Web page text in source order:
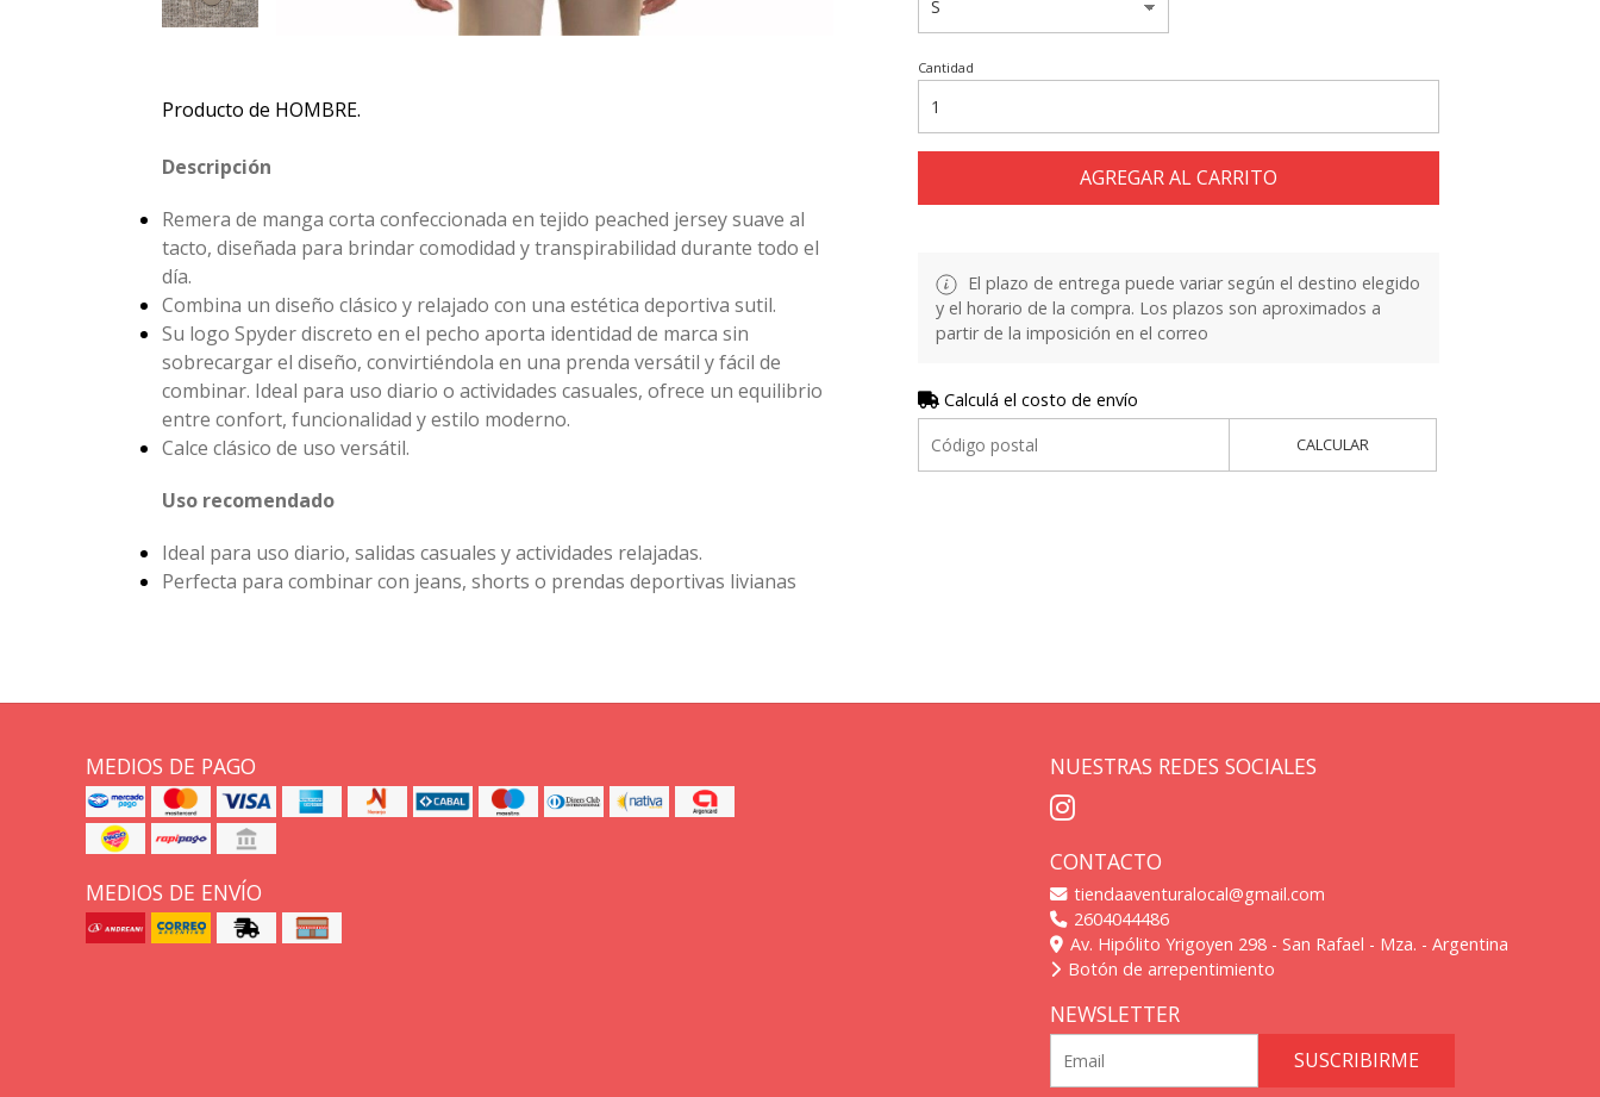
Producto de HOMBRE.
Descripción
Remera de manga corta confeccionada en tejido peached jersey suave al
tacto, diseñada para brindar comodidad y transpirabilidad durante todo el
día.
Combina un diseño clásico y relajado con una estética deportiva sutil.
Su logo Spyder discreto en el pecho aporta identidad de marca sin
sobrecargar el diseño, convirtiéndola en una prenda versátil y fácil de
combinar. Ideal para uso diario o actividades casuales, ofrece un equilibrio
entre confort, funcionalidad y estilo moderno.
Calce clásico de uso versátil.
Uso recomendado
Ideal para uso diario, salidas casuales y actividades relajadas.
Perfecta para combinar con jeans, shorts o prendas deportivas livianas
Cantidad
AGREGAR AL CARRITO
El plazo de entrega puede variar según el destino elegido
y el horario de la compra. Los plazos son aproximados a
partir de la imposición en el correo
Calculá el costo de envío
CALCULAR
MEDIOS DE PAGO
MEDIOS DE ENVÍO
NUESTRAS REDES SOCIALES
CONTACTO
tiendaaventuralocal@gmail.com
2604044486
Av. Hipólito Yrigoyen 298 - San Rafael - Mza. - Argentina
Botón de arrepentimiento
NEWSLETTER
SUSCRIBIRME